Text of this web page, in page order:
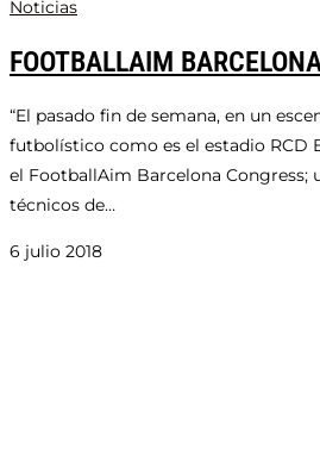
Noticias
FOOTBALLAIM
“El pasado fin de semana, en un
futbolístico como es el estadio RCD
el FootballAim Barcelona Congress;
técnicos de…
6 julio 2018